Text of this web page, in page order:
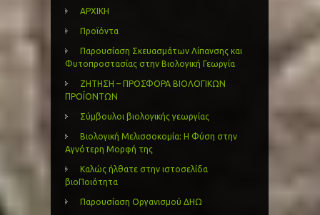
ΑΡΧΙΚΗ
Προϊόντα
Παρουσίαση Σκευασμάτων Λίπανσης και
Φυτοπροστασίας στην Βιολογική Γεωργία
ΖΗΤΗΣΗ – ΠΡΟΣΦΟΡΑ ΒΙΟΛΟΓΙΚΩΝ
ΠΡΟΪΟΝΤΩΝ
Σύμβουλοι βιολογικής γεωργίας
Βιολογική Μελισσοκομία: Η Φύση στην
Αγνότερη Μορφή της
Καλώς ήλθατε στην ιστοσελίδα
βιοΠοιότητα
Παρουσίαση Οργανισμού ΔΗΩ